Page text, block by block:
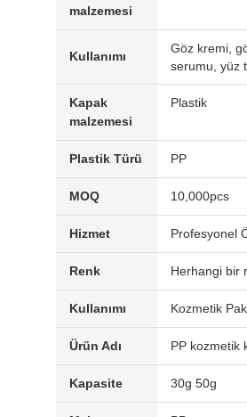
malzemesi
Kullanımı
Göz kremi,
serumu, yüz
Kapak
malzemesi
Plastik
Plastik Türü PP
MOQ 10,000pcs
Hizmet Profesyonel
Renk Herhangi bir
Kullanımı Kozmetik
Ürün Adı PP kozmetik
Kapasite 30g 50g